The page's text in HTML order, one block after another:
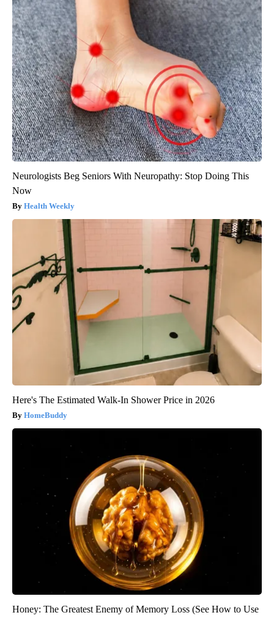
Neurologists Beg Seniors With Neuropathy: Stop Doing This
Now
Health Weekly
Here's The Estimated Walk-In Shower Price in 2026
HomeBuddy
Honey: The Greatest Enemy of Memory Loss (See How to Use